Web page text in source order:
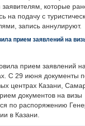
которые
на подачу с
запись аннулируют.
прием заявлений на
прием заявлений
С 29 июня документы
центрах Казани,
документов на визы
по распоряжению
в Казани.